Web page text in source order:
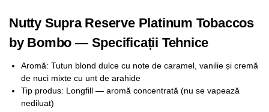
Nutty Supra Reserve Platinum Tobaccos
by Bombo — Specificații Tehnice
Aromă: Tutun blond dulce cu note de caramel, vanilie și cremă
de nuci mixte cu unt de arahide
Tip produs: Longfill — aromă concentrată (nu se vapează
nediluat)